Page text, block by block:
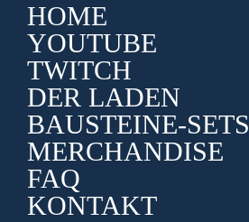
HOME
YOUTUBE
TWITCH
DER LADEN
BAUSTEINE-SETS
MERCHANDISE
FAQ
KONTAKT